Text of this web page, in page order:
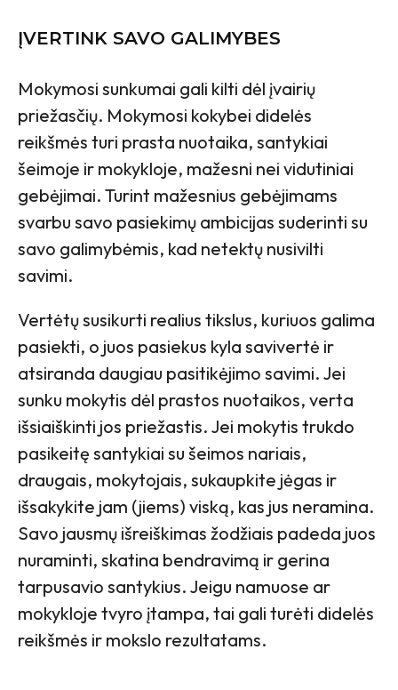
ĮVERTINK SAVO GALIMYBES
Mokymosi sunkumai gali kilti dėl įvairių
priežasčių. Mokymosi kokybei didelės
reikšmės turi prasta nuotaika, santykiai
šeimoje ir mokykloje, mažesni nei vidutiniai
gebėjimai. Turint mažesnius gebėjimams
svarbu savo pasiekimų ambicijas suderinti su
savo galimybėmis, kad netektų nusivilti
savimi.
Vertėtų susikurti realius tikslus, kuriuos galima
pasiekti, o juos pasiekus kyla savivertė ir
atsiranda daugiau pasitikėjimo savimi. Jei
sunku mokytis dėl prastos nuotaikos, verta
išsiaiškinti jos priežastis. Jei mokytis trukdo
pasikeitę santykiai su šeimos nariais,
draugais, mokytojais, sukaupkite jėgas ir
išsakykite jam (jiems) viską, kas jus neramina.
Savo jausmų išreiškimas žodžiais padeda juos
nuraminti, skatina bendravimą ir gerina
tarpusavio santykius. Jeigu namuose ar
mokykloje tvyro įtampa, tai gali turėti didelės
reikšmės ir mokslo rezultatams.